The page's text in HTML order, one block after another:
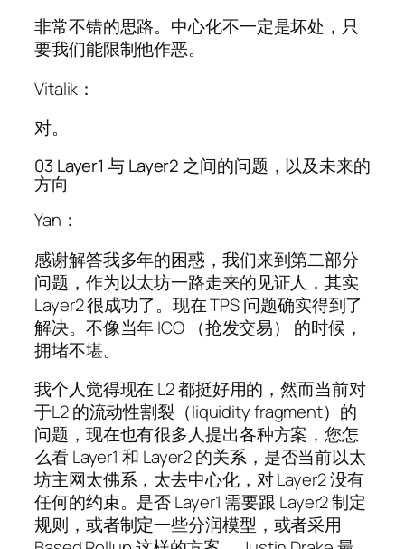
非常不错的思路。中心化不一定是坏处，只
要我们能限制他作恶。
Vitalik：
对。
03 Layer1 与 Layer2 之间的问题，以及未来的
方向
Yan：
感谢解答我多年的困惑，我们来到第二部分
问题，作为以太坊一路走来的见证人，其实
Layer2 很成功了。现在 TPS 问题确实得到了
解决。不像当年 ICO （抢发交易） 的时候，
拥堵不堪。
我个人觉得现在 L2 都挺好用的，然而当前对
于L2 的流动性割裂（liquidity fragment）的
问题，现在也有很多人提出各种方案，您怎
么看 Layer1 和 Layer2 的关系，是否当前以太
坊主网太佛系，太去中心化，对 Layer2 没有
任何的约束。是否 Layer1 需要跟 Layer2 制定
规则，或者制定一些分润模型，或者采用